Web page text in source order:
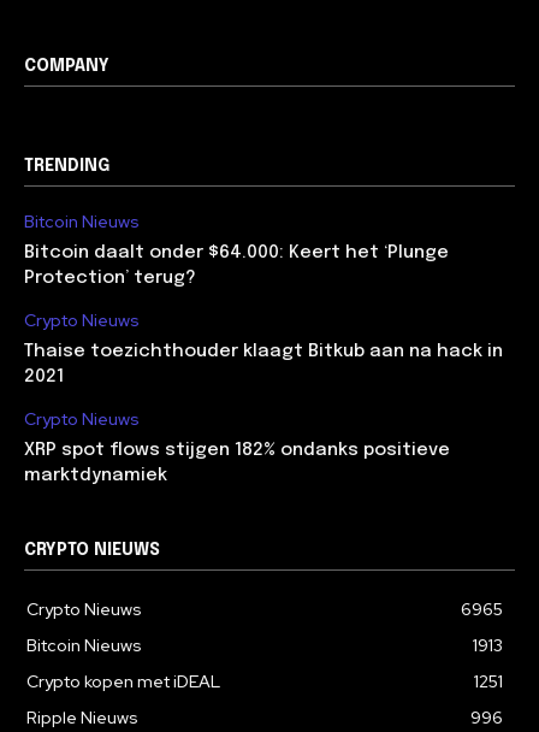
COMPANY
TRENDING
Bitcoin Nieuws
Bitcoin daalt onder $64.000: Keert het ‘Plunge
Protection’ terug?
Crypto Nieuws
Thaise toezichthouder klaagt Bitkub aan na hack in
2021
Crypto Nieuws
XRP spot flows stijgen 182% ondanks positieve
marktdynamiek
CRYPTO NIEUWS
Crypto Nieuws
6965
Bitcoin Nieuws
1913
Crypto kopen met iDEAL
1251
Ripple Nieuws
996